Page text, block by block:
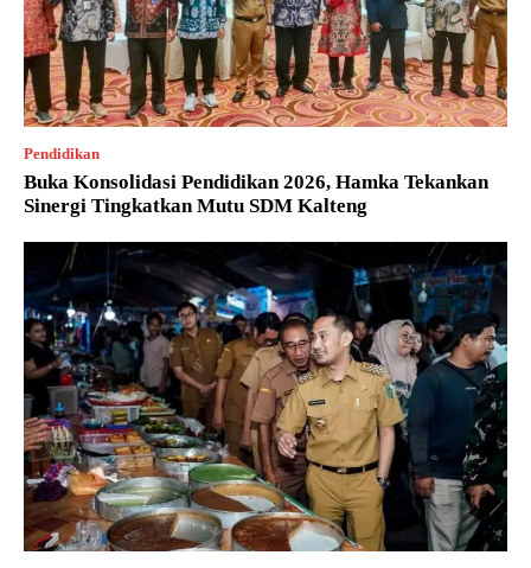
Pendidikan
Buka Konsolidasi Pendidikan 2026, Hamka Tekankan
Sinergi Tingkatkan Mutu SDM Kalteng